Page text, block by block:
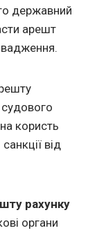
державний
арешт
користь
від
рахунку
органи